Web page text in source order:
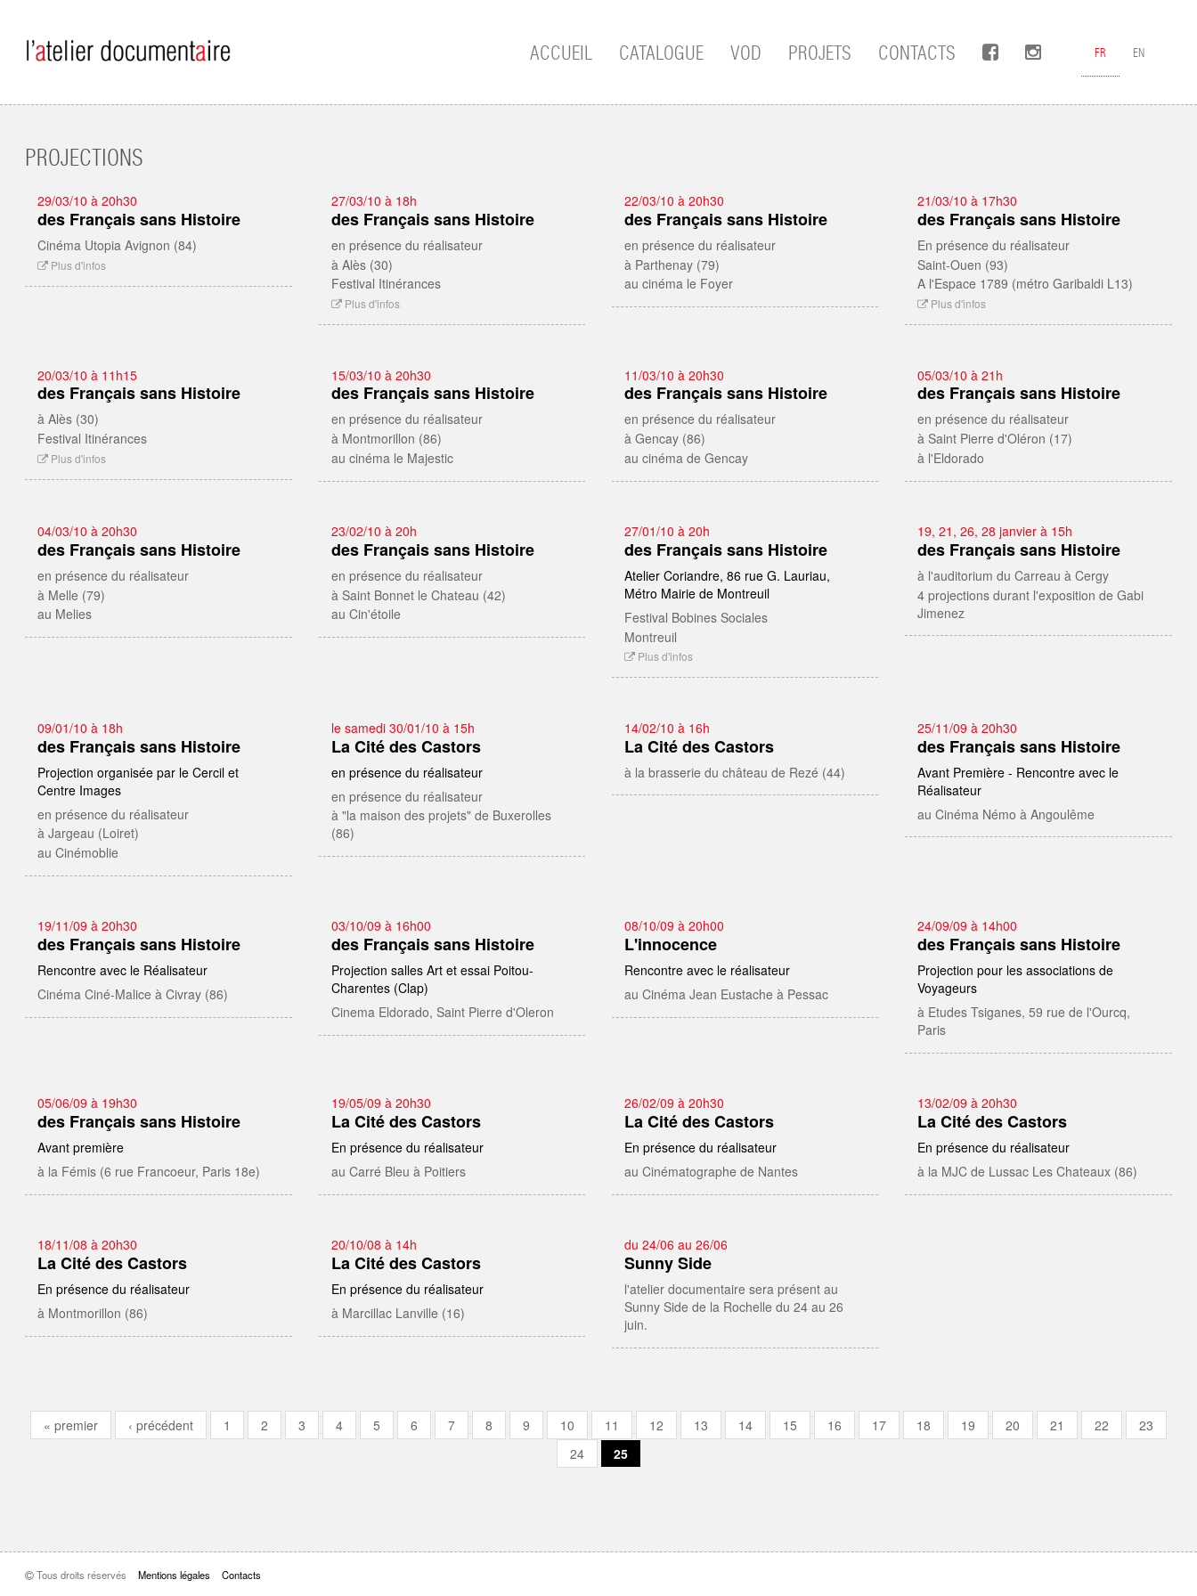
ACCUEIL CATALOGUE VOD PROJETS CONTACTS FACEBOOKINSTAGRAM
FR EN
PROJECTIONS
29/03/10 à 20h30
des Français sans Histoire
Cinéma Utopia Avignon (84)
Plus d'infos
27/03/10 à 18h
des Français sans Histoire
en présence du réalisateur
à Alès (30)
Festival Itinérances
Plus d'infos
22/03/10 à 20h30
des Français sans Histoire
en présence du réalisateur
à Parthenay (79)
au cinéma le Foyer
21/03/10 à 17h30
des Français sans Histoire
En présence du réalisateur
Saint-Ouen (93)
A l'Espace 1789 (métro Garibaldi L13)
Plus d'infos
20/03/10 à 11h15
des Français sans Histoire
à Alès (30)
Festival Itinérances
Plus d'infos
15/03/10 à 20h30
des Français sans Histoire
en présence du réalisateur
à Montmorillon (86)
au cinéma le Majestic
11/03/10 à 20h30
des Français sans Histoire
en présence du réalisateur
à Gencay (86)
au cinéma de Gencay
05/03/10 à 21h
des Français sans Histoire
en présence du réalisateur
à Saint Pierre d'Oléron (17)
à l'Eldorado
04/03/10 à 20h30
des Français sans Histoire
en présence du réalisateur
à Melle (79)
au Melies
23/02/10 à 20h
des Français sans Histoire
en présence du réalisateur
à Saint Bonnet le Chateau (42)
au Cin'étoile
27/01/10 à 20h
des Français sans Histoire
Atelier Coriandre, 86 rue G. Lauriau,
Métro Mairie de Montreuil
Festival Bobines Sociales
Montreuil
Plus d'infos
19, 21, 26, 28 janvier à 15h
des Français sans Histoire
à l'auditorium du Carreau à Cergy
4 projections durant l'exposition de Gabi
Jimenez
09/01/10 à 18h
des Français sans Histoire
Projection organisée par le Cercil et
Centre Images
en présence du réalisateur
à Jargeau (Loiret)
au Cinémoblie
le samedi 30/01/10 à 15h
La Cité des Castors
en présence du réalisateur
en présence du réalisateur
à "la maison des projets" de Buxerolles
(86)
14/02/10 à 16h
La Cité des Castors
à la brasserie du château de Rezé (44)
25/11/09 à 20h30
des Français sans Histoire
Avant Première - Rencontre avec le
Réalisateur
au Cinéma Némo à Angoulême
19/11/09 à 20h30
des Français sans Histoire
Rencontre avec le Réalisateur
Cinéma Ciné-Malice à Civray (86)
03/10/09 à 16h00
des Français sans Histoire
Projection salles Art et essai Poitou-
Charentes (Clap)
Cinema Eldorado, Saint Pierre d'Oleron
08/10/09 à 20h00
L'innocence
Rencontre avec le réalisateur
au Cinéma Jean Eustache à Pessac
24/09/09 à 14h00
des Français sans Histoire
Projection pour les associations de
Voyageurs
à Etudes Tsiganes, 59 rue de l'Ourcq,
Paris
05/06/09 à 19h30
des Français sans Histoire
Avant première
à la Fémis (6 rue Francoeur, Paris 18e)
19/05/09 à 20h30
La Cité des Castors
En présence du réalisateur
au Carré Bleu à Poitiers
26/02/09 à 20h30
La Cité des Castors
En présence du réalisateur
au Cinématographe de Nantes
13/02/09 à 20h30
La Cité des Castors
En présence du réalisateur
à la MJC de Lussac Les Chateaux (86)
18/11/08 à 20h30
La Cité des Castors
En présence du réalisateur
à Montmorillon (86)
20/10/08 à 14h
La Cité des Castors
En présence du réalisateur
à Marcillac Lanville (16)
du 24/06 au 26/06
Sunny Side
l'atelier documentaire sera présent au
Sunny Side de la Rochelle du 24 au 26
juin.
Pages
« premier ‹ précédent 1 2 3 4 5 6 7 8 9 10 11 12 13 14 15 16 17 18 19 20 21 22
23
24
25
Tous droits réservés Mentions légales Contacts